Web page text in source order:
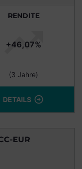
RENDITE
+46,07%
(3 Jahre)
DETAILS
EUR